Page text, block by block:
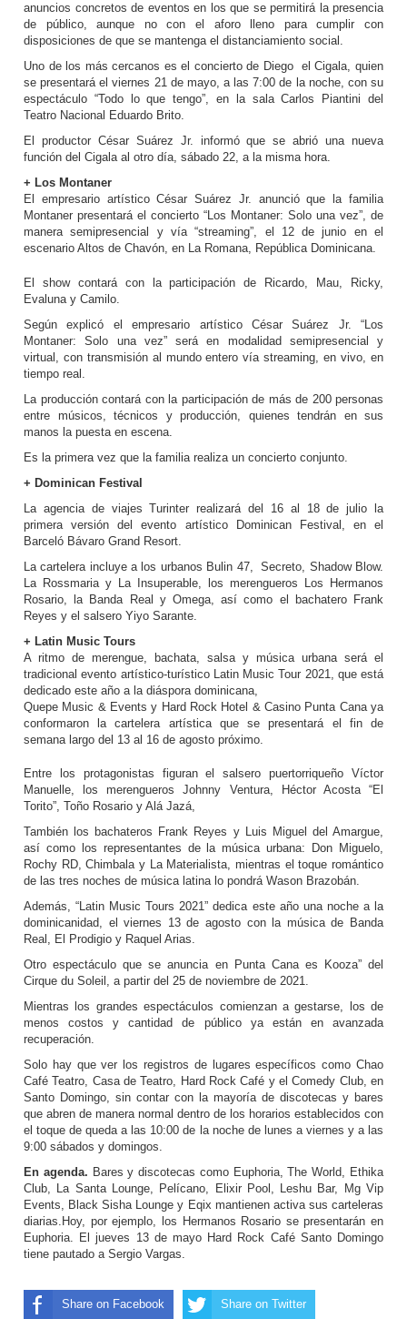
anuncios concretos de eventos en los que se permitirá la presencia
de público, aunque no con el aforo lleno para cumplir con
disposiciones de que se mantenga el distanciamiento social.
Uno de los más cercanos es el concierto de Diego el Cigala, quien
se presentará el viernes 21 de mayo, a las 7:00 de la noche, con su
espectáculo “Todo lo que tengo”, en la sala Carlos Piantini del
Teatro Nacional Eduardo Brito.
El productor César Suárez Jr. informó que se abrió una nueva
función del Cigala al otro día, sábado 22, a la misma hora.
+ Los Montaner
El empresario artístico César Suárez Jr. anunció que la familia
Montaner presentará el concierto “Los Montaner: Solo una vez”, de
manera semipresencial y vía “streaming”, el 12 de junio en el
escenario Altos de Chavón, en La Romana, República Dominicana.
El show contará con la participación de Ricardo, Mau, Ricky,
Evaluna y Camilo.
Según explicó el empresario artístico César Suárez Jr. “Los
Montaner: Solo una vez” será en modalidad semipresencial y
virtual, con transmisión al mundo entero vía streaming, en vivo, en
tiempo real.
La producción contará con la participación de más de 200 personas
entre músicos, técnicos y producción, quienes tendrán en sus
manos la puesta en escena.
Es la primera vez que la familia realiza un concierto conjunto.
+ Dominican Festival
La agencia de viajes Turinter realizará del 16 al 18 de julio la
primera versión del evento artístico Dominican Festival, en el
Barceló Bávaro Grand Resort.
La cartelera incluye a los urbanos Bulin 47, Secreto, Shadow Blow.
La Rossmaria y La Insuperable, los merengueros Los Hermanos
Rosario, la Banda Real y Omega, así como el bachatero Frank
Reyes y el salsero Yiyo Sarante.
+ Latin Music Tours
A ritmo de merengue, bachata, salsa y música urbana será el
tradicional evento artístico-turístico Latin Music Tour 2021, que está
dedicado este año a la diáspora dominicana,
Quepe Music & Events y Hard Rock Hotel & Casino Punta Cana ya
conformaron la cartelera artística que se presentará el fin de
semana largo del 13 al 16 de agosto próximo.
Entre los protagonistas figuran el salsero puertorriqueño Víctor
Manuelle, los merengueros Johnny Ventura, Héctor Acosta “El
Torito”, Toño Rosario y Alá Jazá,
También los bachateros Frank Reyes y Luis Miguel del Amargue,
así como los representantes de la música urbana: Don Miguelo,
Rochy RD, Chimbala y La Materialista, mientras el toque romántico
de las tres noches de música latina lo pondrá Wason Brazobán.
Además, “Latin Music Tours 2021” dedica este año una noche a la
dominicanidad, el viernes 13 de agosto con la música de Banda
Real, El Prodigio y Raquel Arias.
Otro espectáculo que se anuncia en Punta Cana es Kooza” del
Cirque du Soleil, a partir del 25 de noviembre de 2021.
Mientras los grandes espectáculos comienzan a gestarse, los de
menos costos y cantidad de público ya están en avanzada
recuperación.
Solo hay que ver los registros de lugares específicos como Chao
Café Teatro, Casa de Teatro, Hard Rock Café y el Comedy Club, en
Santo Domingo, sin contar con la mayoría de discotecas y bares
que abren de manera normal dentro de los horarios establecidos con
el toque de queda a las 10:00 de la noche de lunes a viernes y a las
9:00 sábados y domingos.
En agenda. Bares y discotecas como Euphoria, The World, Ethika
Club, La Santa Lounge, Pelícano, Elixir Pool, Leshu Bar, Mg Vip
Events, Black Sisha Lounge y Eqix mantienen activa sus carteleras
diarias.Hoy, por ejemplo, los Hermanos Rosario se presentarán en
Euphoria. El jueves 13 de mayo Hard Rock Café Santo Domingo
tiene pautado a Sergio Vargas.
Share on Facebook Share on Twitter